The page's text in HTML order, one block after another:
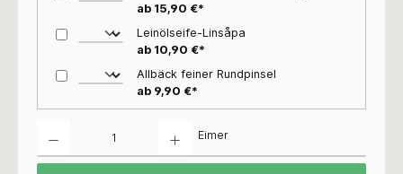
ab 15,90 €*
Leinölseife-Linsåpa
ab 10,90 €*
Allbäck feiner Rundpinsel
ab 9,90 €*
Eimer